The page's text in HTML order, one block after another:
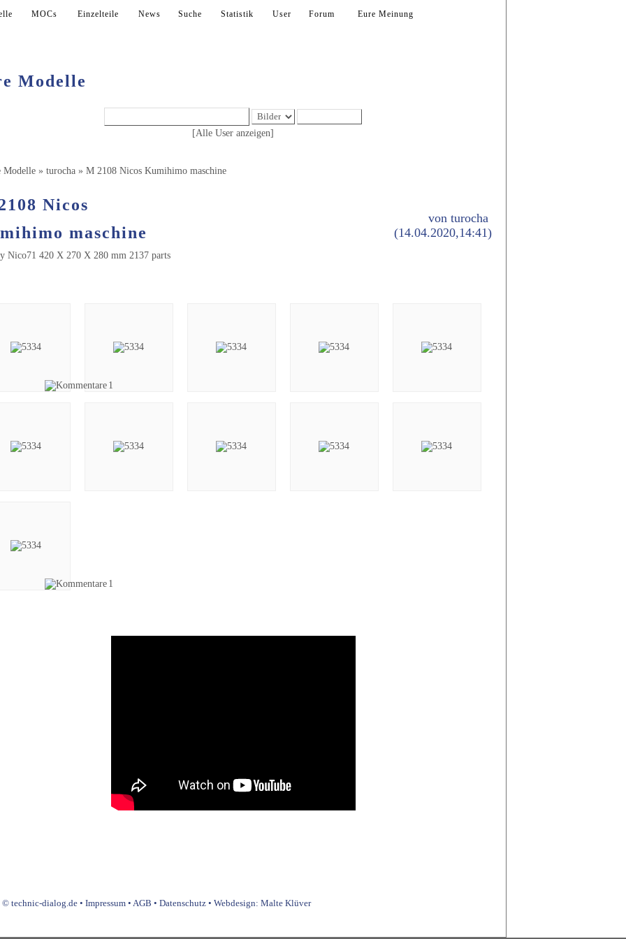
MOCs Einzelteile News Suche Statistik User Forum Eure Meinung
Modelle
[Alle User anzeigen]
Modelle» turocha» M 2108 Nicos Kumihimo maschine
Nicos
maschine
von turocha
(14.04.2020,14:41)
Nico71 420 X 270 X 280 mm 2137 parts
1
1
© technic-dialog.de • Impressum • AGB • Datenschutz • Webdesign: Malte Klüver